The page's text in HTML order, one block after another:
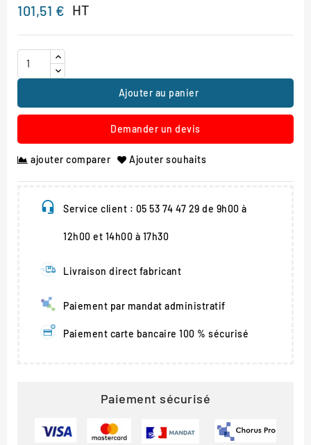
101,51 € HT
Ajouter au panier
Demander un devis
ajouter comparer Ajouter souhaits
Service client : 05 53 74 47 29 de 9h00 à
12h00 et 14h00 à 17h30
Livraison direct fabricant
Paiement par mandat administratif
Paiement carte bancaire 100 % sécurisé
Paiement sécurisé